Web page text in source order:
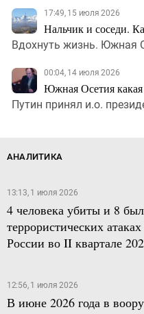
17:49, 15 июля 2026
Нальчик и соседи.
Вдохнуть жизнь. Южная
00:04, 14 июля 2026
Южная Осетия
Путин принял и.о.
АНАЛИТИКА
13:13, 1 июля 2026
4 человека убиты и 8
террористических
России во II квартале
12:56, 1 июля 2026
В июне 2026 года в